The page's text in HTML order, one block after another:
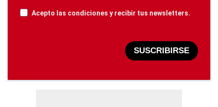
Acepto las condiciones y recibir tus newsletters.
SUSCRIBIRSE